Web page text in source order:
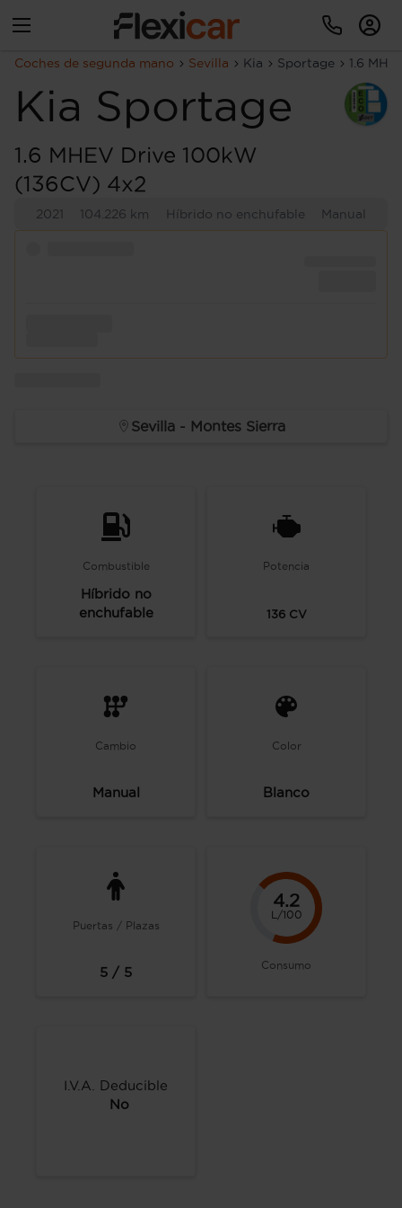
Coches de segunda mano Sevilla Kia Sportage 1.6
Kia Sportage
1.6 MHEV Drive 100kW
(136CV) 4x2
2021 104.226 km Híbrido no enchufable Manual
Sevilla - Montes Sierra
Combustible
Híbrido no
enchufable
Potencia
136CV
Cambio
Manual
Color
Blanco
Puertas / Plazas
5 / 5
4.2
L/100
Consumo
I.V.A. Deducible
No